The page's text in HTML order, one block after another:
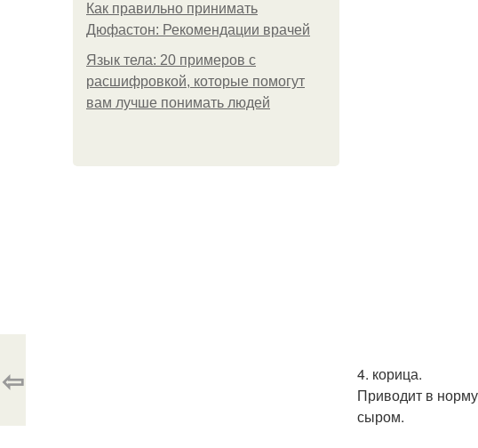
Как правильно принимать
Дюфастон: Рекомендации врачей
Язык тела: 20 примеров с
расшифровкой, которые помогут
вам лучше понимать людей
4. корица.
Приводит в
сыром.
⇦